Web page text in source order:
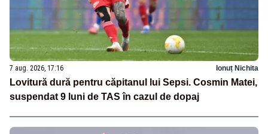
7 aug. 2026, 17:16 Ionuț Nichita
Lovitură dură pentru căpitanul lui Sepsi. Cosmin Matei,
suspendat 9 luni de TAS în cazul de dopaj